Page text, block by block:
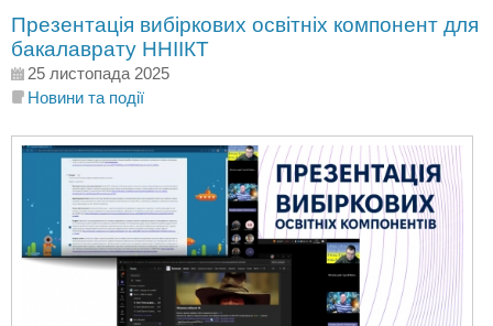
Презентація вибіркових освітніх компонент для
бакалаврату ННІІКТ
25 листопада 2025
Новини та події